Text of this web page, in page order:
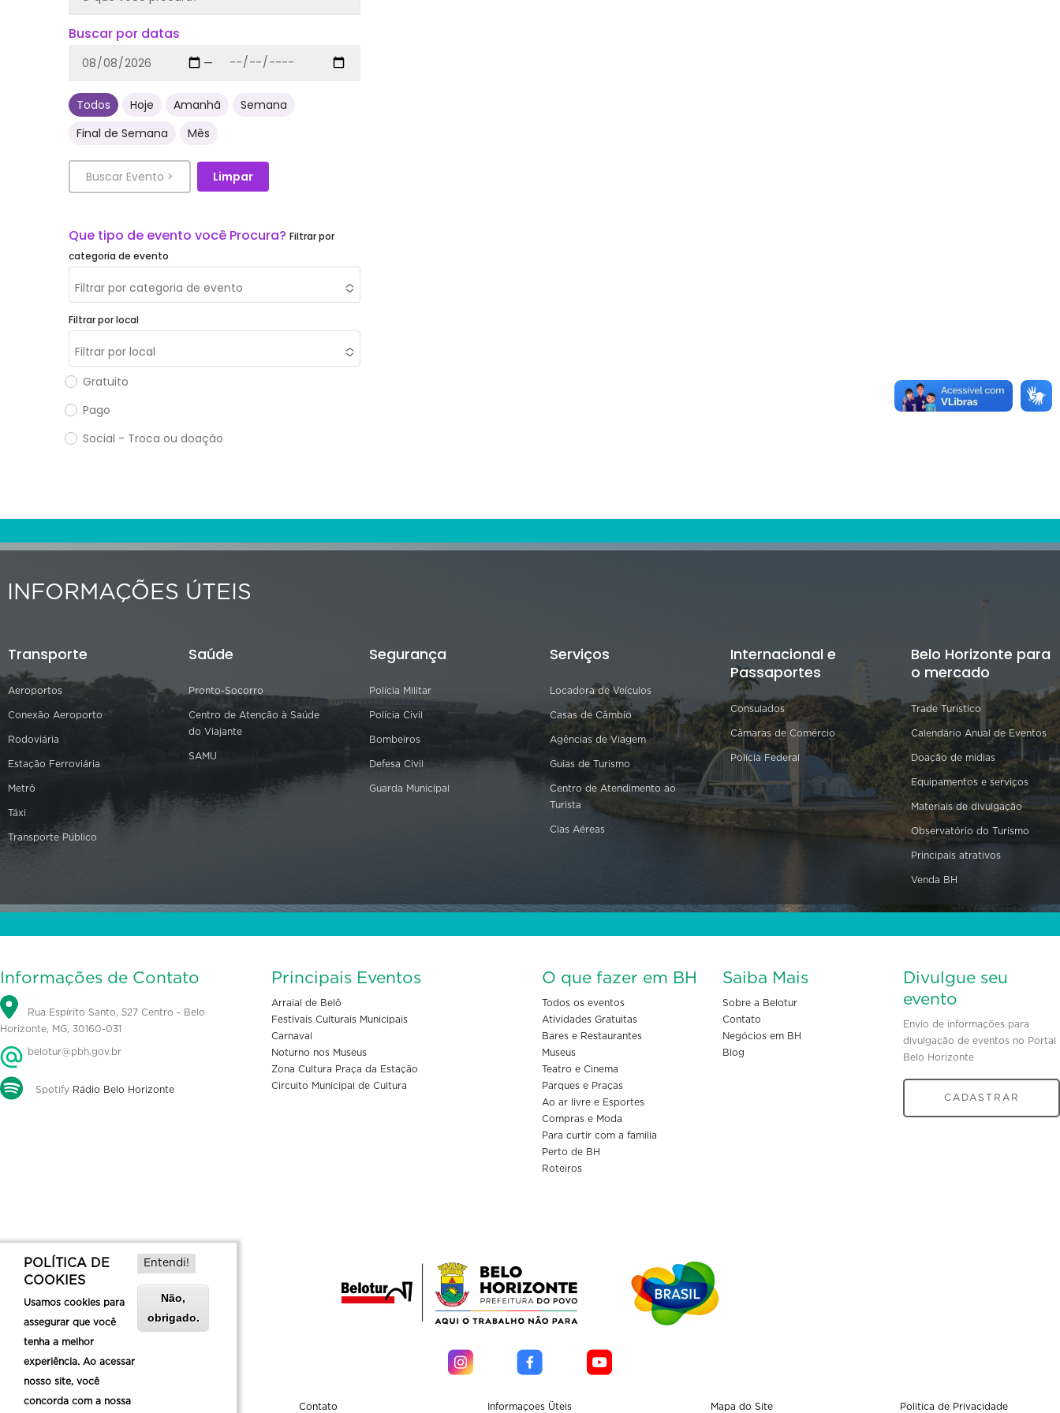
Buscar por datas
—
Todos Hoje Amanhã
Semana
Final de Semana
Mês
Filtrar por local
Filtrar por local
Gratuito
Pago
Social - Troca ou doação
Filtrar por
categoria de evento
Filtrar por categoria de evento
INFORMAÇÕES ÚTEIS
Transporte
Aeroportos
Conexão Aeroporto
Rodoviária
Estação Ferroviária
Metrô
Táxi
Transporte Público
Saúde
Pronto-Socorro
Centro de Atenção à Saúde
do Viajante
SAMU
Segurança
Polícia Militar
Polícia Civil
Bombeiros
Defesa Civil
Guarda Municipal
Serviços
Locadora de Veículos
Casas de Câmbio
Agências de Viagem
Guias de Turismo
Centro de Atendimento ao
Turista
Cias Aéreas
Internacional e
Passaportes
Consulados
Câmaras de Comércio
Polícia Federal
Belo Horizonte para
o mercado
Trade Turístico
Calendário Anual de Eventos
Doação de mídias
Equipamentos e serviços
Materiais de divulgação
Observatório do Turismo
Principais atrativos
Venda BH
Informações de Contato
Rua Espírito Santo, 527 Centro - Belo
Horizonte, MG, 30160-031
belotur@pbh.gov.br
Spotify Rádio Belo Horizonte
Principais Eventos
Arraial de Belô
Festivais Culturais Municipais
Carnaval
Noturno nos Museus
Zona Cultura Praça da Estação
Circuito Municipal de Cultura
O que fazer em BH
Todos os eventos
Atividades Gratuitas
Bares e Restaurantes
Museus
Teatro e Cinema
Parques e Praças
Ao ar livre e Esportes
Compras e Moda
Para curtir com a familia
Perto de BH
Roteiros
Saiba Mais
Sobre a Belotur
Contato
Negócios em BH
Blog
Divulgue seu
evento
Envio de informações para
divulgação de eventos no Portal
Belo Horizonte
CADASTRAR
Sobre a Belotur Contato Informaçoes Üteis Mapa do Site Politica de Privacidade
POLÍTICA DE
COOKIES
Usamos cookies para
assegurar que você
tenha a melhor
experiência. Ao acessar
nosso site, você
concorda com a nossa
Entendi!
Não,
obrigado.